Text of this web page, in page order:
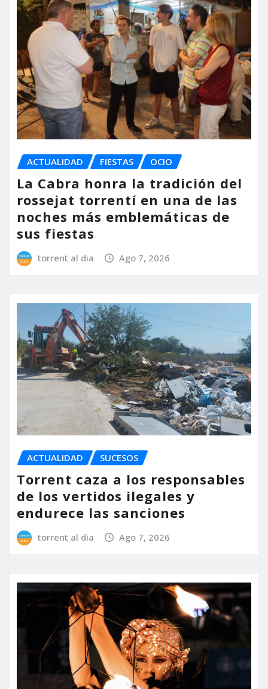
ACTUALIDAD FIESTAS OCIO
La Cabra honra la tradición del
rossejat torrentí en una de las
noches más emblemáticas de
sus fiestas
torrent al dia Ago 7, 2026
ACTUALIDAD SUCESOS
Torrent caza a los responsables
de los vertidos ilegales y
endurece las sanciones
torrent al dia Ago 7, 2026